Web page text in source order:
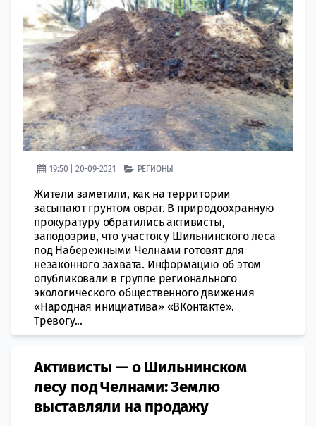
19:50 | 20-09-2021 РЕГИОНЫ
Жители заметили, как на территории
засыпают грунтом овраг. В природоохранную
прокуратуру обратились активисты,
заподозрив, что участок у Шильнинского леса
под Набережными Челнами готовят для
незаконного захвата. Информацию об этом
опубликовали в группе регионального
экологического общественного движения
«Народная инициатива» «ВКонтакте».
Тревогу...
Активисты — о Шильнинском
лесу под Челнами: Землю
выставляли на продажу